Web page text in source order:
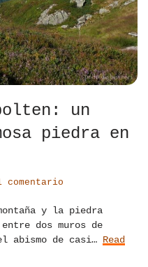
un
piedra en
comentario
y la piedra
entre dos muros de
abismo de casi… Read